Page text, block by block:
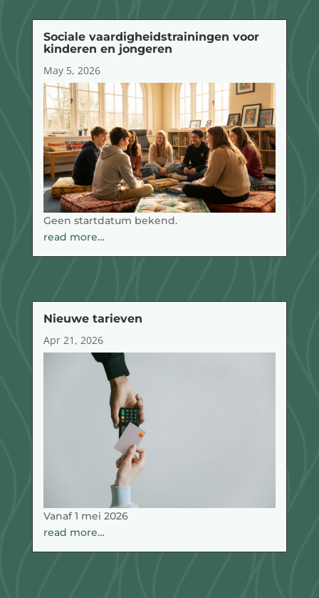
Sociale vaardigheidstrainingen voor
kinderen en jongeren
May 5, 2026
Geen startdatum bekend.
read more…
Nieuwe tarieven
Apr 21, 2026
Vanaf 1 mei 2026
read more…